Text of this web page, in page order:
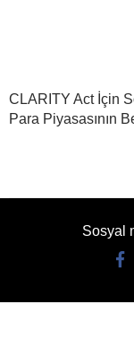
CLARITY Act İçin
Para Piyasasının
Sosyal